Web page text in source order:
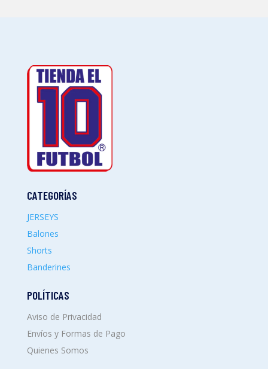
CATEGORÍAS
JERSEYS
Balones
Shorts
Banderines
POLÍTICAS
Aviso de Privacidad
Envíos y Formas de Pago
Quienes Somos